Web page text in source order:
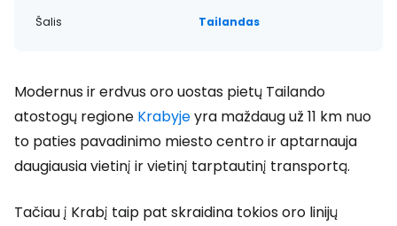
Šalis
Tailandas
Modernus ir erdvus oro uostas pietų Tailando
atostogų regione Krabyjeyra maždaug už 11 km nuo
to paties pavadinimo miesto centro ir aptarnauja
daugiausia vietinį ir vietinį tarptautinį transportą.
Tačiau į Krabį taip pat skraidina tokios oro linijų